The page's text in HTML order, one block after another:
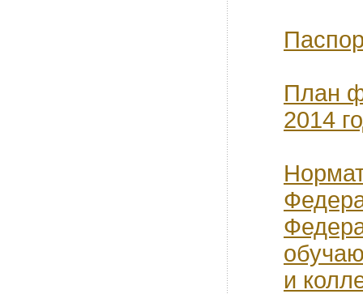
План
2014
и